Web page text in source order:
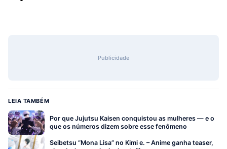
Publicidade
LEIA TAMBÉM
Por que Jujutsu Kaisen conquistou as mulheres — e o
que os números dizem sobre esse fenômeno
Seibetsu “Mona Lisa” no Kimi e. – Anime ganha teaser,